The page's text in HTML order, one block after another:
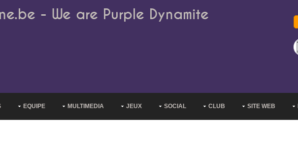
- We are Purple Dynamite
EQUIPE MULTIMEDIA JEUX SOCIAL CLUB SITE WEB